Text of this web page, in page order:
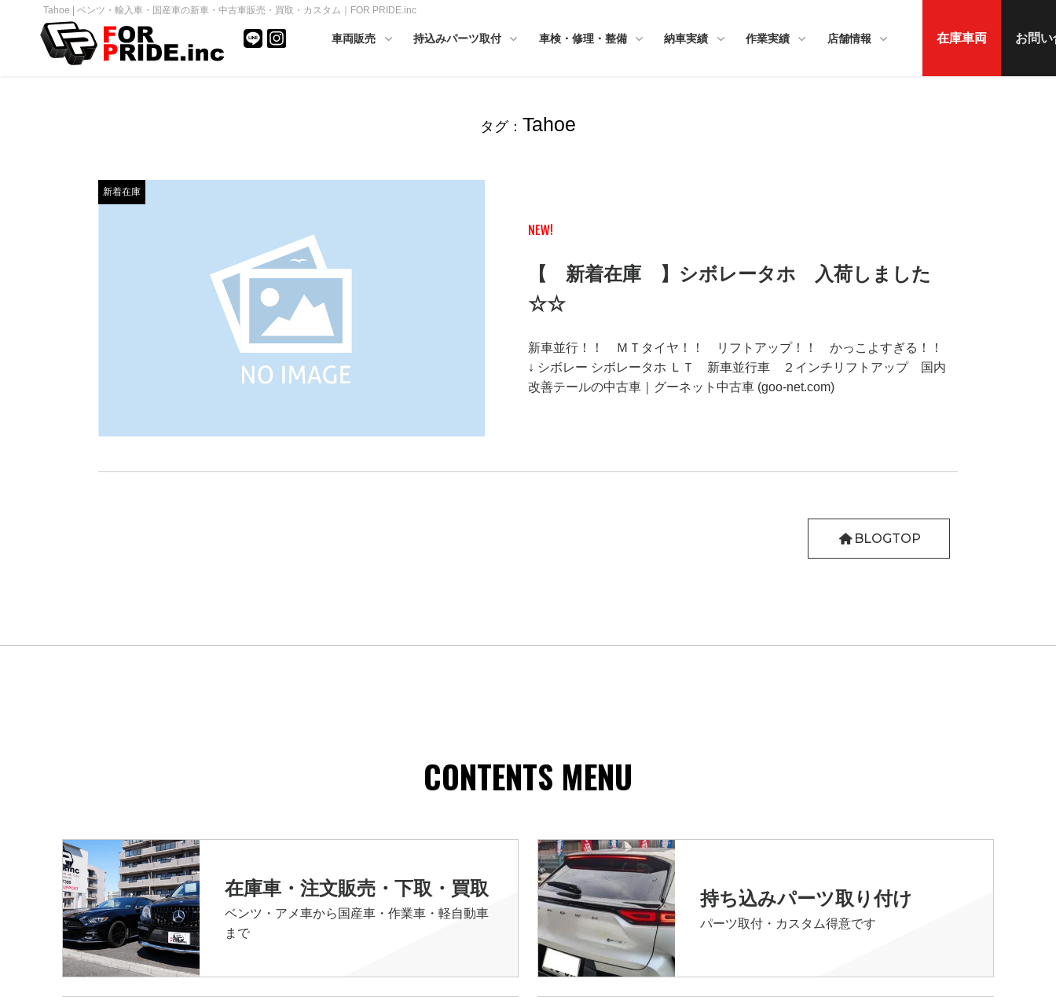
Tahoe | ベンツ・輸入車・国産車の新車・中古車販売・買取・カスタム｜FOR PRIDE.inc
車両販売 持込みパーツ取付 車検・修理・整備 納車実績 作業実績 店舗情報 在庫車両 お問
タグ： Tahoe
新着在庫
NEW!
【 新着在庫 】シボレータホ 入荷しました
☆☆
新車並行！！ ＭＴタイヤ！！ リフトアップ！！ かっこよすぎる！！
↓ シボレー シボレータホ ＬＴ 新車並行車 ２インチリフトアップ 国内
改善テールの中古車｜グーネット中古車 (goo-net.com)
BLOGTOP
CONTENTS MENU
在庫車・注文販売・下取・買取
ベンツ・アメ車から国産車・作業車・軽自動車
まで
持ち込みパーツ取り付け
パーツ取付・カスタム得意です